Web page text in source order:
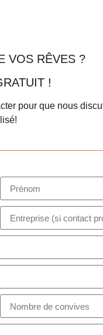
VOS RÊVES ?
!
pour que nous